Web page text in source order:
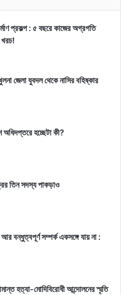
প্রকল্প : ৫ বছরে কাজের অগ্রগতি
জেলা যুবদল থেকে নাসির বহিষ্কার
অধিদপ্তরে হচ্ছেটা কী?
তিন সদস্য পাকড়াও
আর বন্ধুত্বপূর্ণ সম্পর্ক একসঙ্গে যায় না :
হত্যা-মোদিবিরোধী আন্দোলনের স্মৃতি